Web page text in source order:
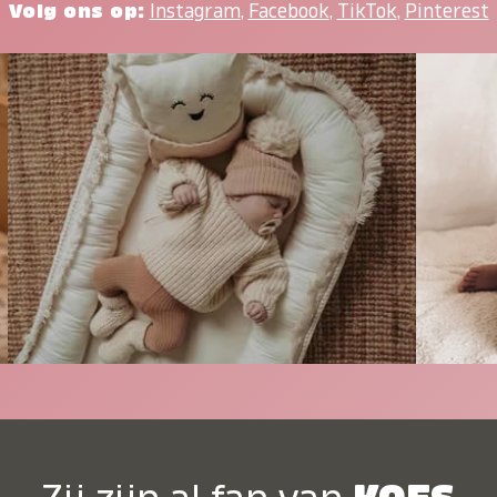
Volg ons op: Instagram, Facebook, TikTok, Pinterest